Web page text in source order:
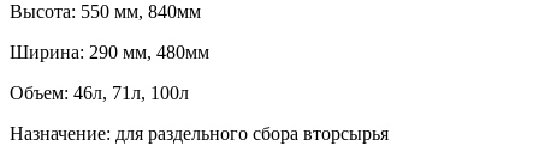
Высота: 550 мм, 840мм
Ширина: 290 мм, 480мм
Объем: 46л, 71л, 100л
Назначение: для раздельного сбора вторсырья